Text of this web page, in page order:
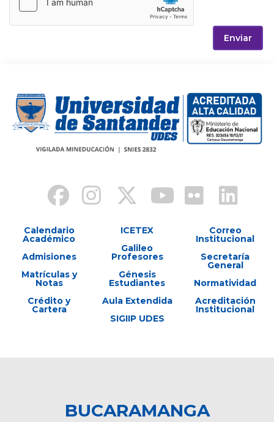
Enviar
Calendario
Académico
Admisiones
Matrículas y
Notas
Crédito y
Cartera
ICETEX
Galileo
Profesores
Génesis
Estudiantes
Aula Extendida
SIGIIP UDES
Correo
Institucional
Secretaría
General
Normatividad
Acreditación
Institucional
BUCARAMANGA